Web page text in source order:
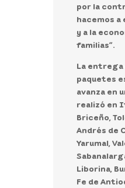
por la
hacemos a
y a la
familias”.
La entrega
paquetes
avanza en
realizó en
Briceño,
Andrés de
Yarumal,
Liborina,
Fe de